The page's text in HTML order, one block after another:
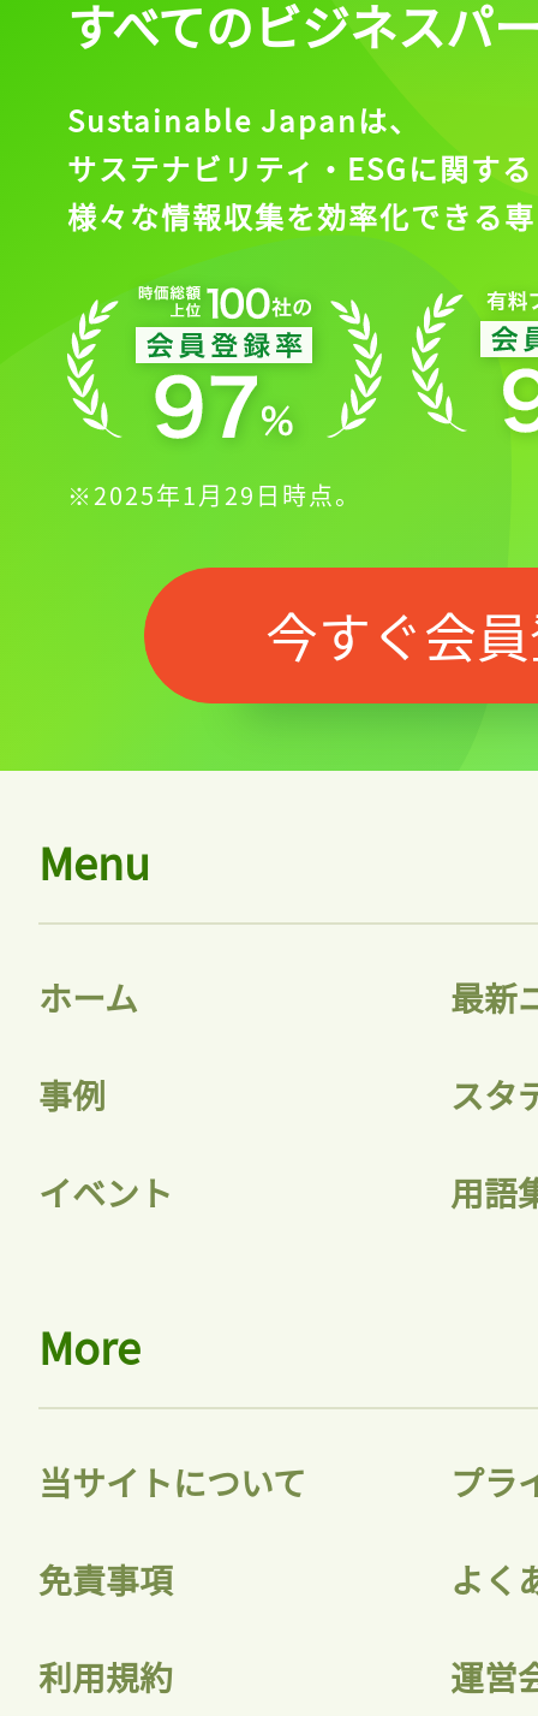
すべてのビジネスパ
Sustainable Japanは、
サステナビリティ・ESGに関する
様々な情報収集を効率化できる
※2025年1月29日時点。
今すぐ会
Menu
ホーム 最新
事例 スタ
イベント 用語
More
当サイトについて プラ
免責事項 よく
利用規約 運営